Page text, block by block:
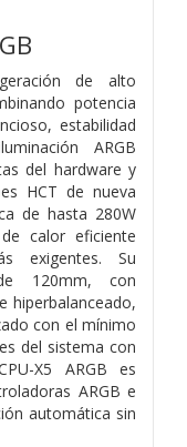
de alto
potencia
estabilidad
ARGB
del hardware y
HCT de nueva
de hasta 280W
calor eficiente
exigentes. Su
120mm, con
hiperbalanceado,
con el mínimo
del sistema con
X5 ARGB es
ARGB e
automática sin